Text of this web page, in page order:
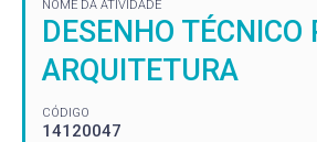
NOME DA ATIVIDADE
DESENHO TÉCNICO
ARQUITETURA
CÓDIGO
14120047